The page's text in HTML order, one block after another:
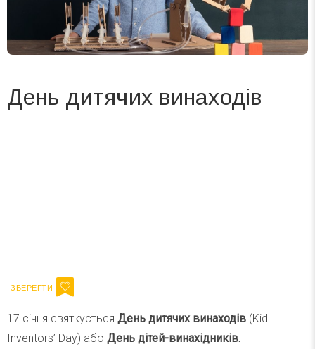
День дитячих винаходів
17 січня святкується День дитячих винаходів (Kid
Inventors’ Day) або День дітей-винахідників.